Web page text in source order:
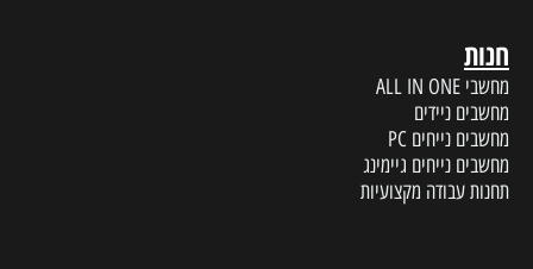
חנות
מחשבי ALL IN ONE
מחשבים ניידים
מחשבים נייחים PC
מחשבים נייחים גיימינג
תחנות עבודה מקצועיות